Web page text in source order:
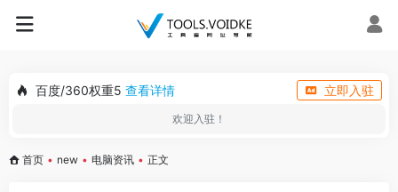
百度/360权重5 查看详情 立即入驻
欢迎入驻！
首页 • new • 电脑资讯 • 正文